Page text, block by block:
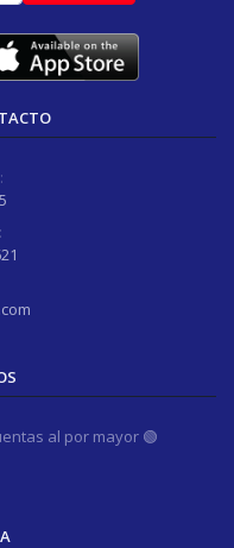
al por mayor 🟢